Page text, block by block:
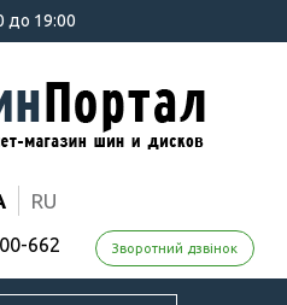
до 19:00
RU
662 Зворотний дзвінок